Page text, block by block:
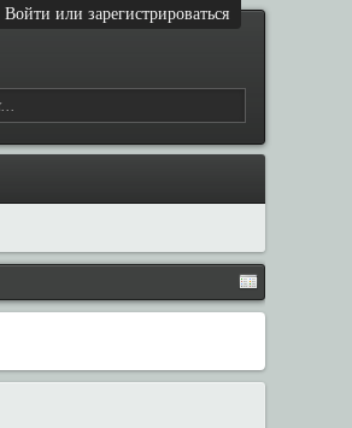
Войти или зарегистрироваться